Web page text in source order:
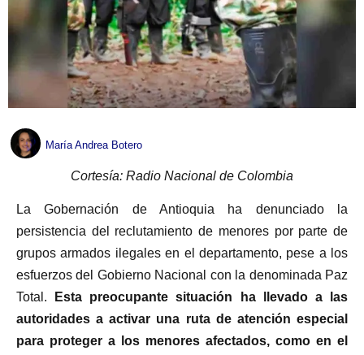
María Andrea Botero
Cortesía: Radio Nacional de Colombia
La Gobernación de Antioquia ha denunciado la
persistencia del reclutamiento de menores por parte de
grupos armados ilegales en el departamento, pese a los
esfuerzos del Gobierno Nacional con la denominada Paz
Total.
Esta preocupante situación ha llevado a las
autoridades a activar una ruta de atención especial
para proteger a los menores afectados, como en el